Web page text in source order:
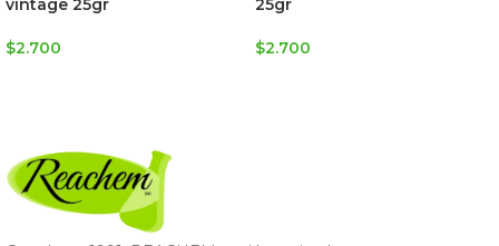
vintage 25gr
$2.700
25gr
$2.700